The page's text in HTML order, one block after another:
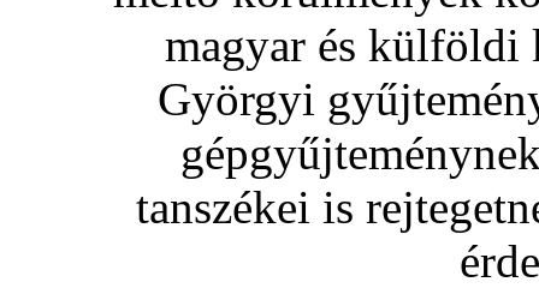
magyar és külföldi
Györgyi
tanszékei is